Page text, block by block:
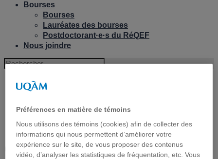
Bourses
Bourses
Lauréates des bourses
Postdoctorant·e·s du RéQEF
Nous joindre
BLOGUE
Cinquième
Préférences en matière de témoins
Nous utilisons des témoins (cookies) afin de collecter des
informations qui nous permettent d’améliorer votre
expérience sur le site, de vous proposer des contenus
vidéo, d’analyser les statistiques de fréquentation, etc. Vous